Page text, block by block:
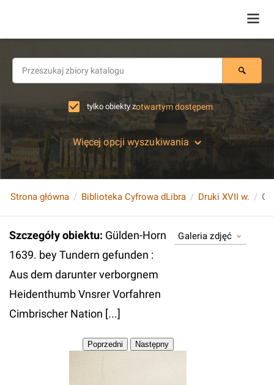
tylko obiekty zotwartym dostępem
Więcej opcji wyszukiwania
Strona główna Biblioteka Cyfrowa dLibra Druki XVII w.
Szczegóły obiektu: Gülden-Horn
1639. bey Tundern gefunden :
Aus dem darunter verborgnem
Heidenthumb Vnsrer Vorfahren
Cimbrischer Nation [...]
Galeria zdjęć